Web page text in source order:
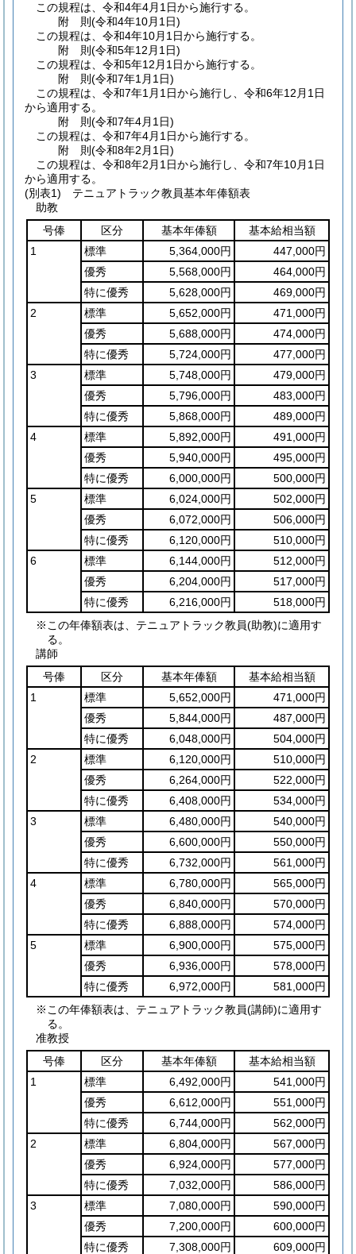
この規程は、令和4年4月1日から施行する。
附 則(令和4年10月1日)
この規程は、令和4年10月1日から施行する。
附 則(令和5年12月1日)
この規程は、令和5年12月1日から施行する。
附 則(令和7年1月1日)
この規程は、令和7年1月1日から施行し、令和6年12月1日
から適用する。
附 則(令和7年4月1日)
この規程は、令和7年4月1日から施行する。
附 則(令和8年2月1日)
この規程は、令和8年2月1日から施行し、令和7年10月1日
から適用する。
(別表1) テニュアトラック教員基本年俸額表
助教
号俸
区分 基本年俸額
基本給相当額
1
標準 5,364,000円
447,000円
優秀
5,568,000円
464,000円
特に優秀
5,628,000円
469,000円
2
標準 5,652,000円
471,000円
優秀
5,688,000円
474,000円
特に優秀
5,724,000円
477,000円
3
標準 5,748,000円
479,000円
優秀
5,796,000円
483,000円
特に優秀
5,868,000円
489,000円
4
標準 5,892,000円
491,000円
優秀
5,940,000円
495,000円
特に優秀
6,000,000円
500,000円
5
標準 6,024,000円
502,000円
優秀
6,072,000円
506,000円
特に優秀
6,120,000円
510,000円
6
標準 6,144,000円
512,000円
優秀
6,204,000円
517,000円
特に優秀
6,216,000円
518,000円
※この年俸額表は、テニュアトラック教員(助教)に適用す
る。
講師
号俸
区分 基本年俸額
基本給相当額
1
標準 5,652,000円
471,000円
優秀
5,844,000円
487,000円
特に優秀
6,048,000円
504,000円
2
標準 6,120,000円
510,000円
優秀
6,264,000円
522,000円
特に優秀
6,408,000円
534,000円
3
標準 6,480,000円
540,000円
優秀
6,600,000円
550,000円
特に優秀
6,732,000円
561,000円
4
標準 6,780,000円
565,000円
優秀
6,840,000円
570,000円
特に優秀
6,888,000円
574,000円
5
標準 6,900,000円
575,000円
優秀
6,936,000円
578,000円
特に優秀
6,972,000円
581,000円
※この年俸額表は、テニュアトラック教員(講師)に適用す
る。
准教授
号俸
区分 基本年俸額
基本給相当額
1
標準 6,492,000円
541,000円
優秀
6,612,000円
551,000円
特に優秀
6,744,000円
562,000円
2
標準 6,804,000円
567,000円
優秀
6,924,000円
577,000円
特に優秀
7,032,000円
586,000円
3
標準 7,080,000円
590,000円
優秀
7,200,000円
600,000円
特に優秀
7,308,000円 609,000円